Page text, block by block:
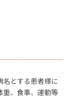
名とする患者様に
重、食事、運動等